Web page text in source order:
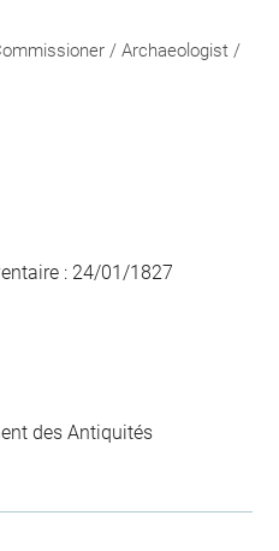
/ Archaeologist /
: 24/01/1827
des Antiquités